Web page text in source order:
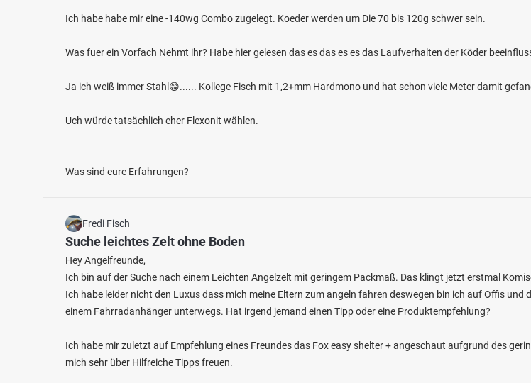
Bibert (Dietenhofen)
Ich habe habe mir eine -140wg Combo zugelegt. Koeder werden um Die 70 bis 120g schwer sein.
Was fuer ein Vorfach Nehmt ihr? Habe hier gelesen das es das es es das Laufverhalten der Köder
Ja ich weiß immer Stahl😁...... Kollege Fisch mit 1,2+mm Hardmono und hat schon viele Meter damit
Uch würde tatsächlich eher Flexonit wählen.
Was sind eure Erfahrungen?
Fredi Fisch
Suche leichtes Zelt ohne Boden
Hey Angelfreunde,
Ich bin auf der Suche nach einem Leichten Angelzelt mit geringem Packmaß. Das klingt jetzt erstmal
Ich habe leider nicht den Luxus dass mich meine Eltern zum angeln fahren deswegen bin ich auf Offis
einem Fahrradanhänger unterwegs. Hat irgend jemand einen Tipp oder eine Produktempfehlung?
Ich habe mir zuletzt auf Empfehlung eines Freundes das Fox easy shelter + angeschaut aufgrund des
mich sehr über Hilfreiche Tipps freuen.